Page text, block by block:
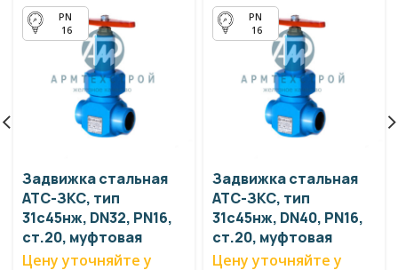
16
Задвижка стальная
АТС-ЗКС, тип
31с45нж, DN32, PN16,
ст.20, муфтовая
Цену уточняйте у
16
Задвижка стальная
АТС-ЗКС, тип
31с45нж, DN40, PN16,
ст.20, муфтовая
Цену уточняйте у